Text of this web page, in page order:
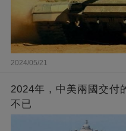
2024/05/21
2024年，中美兩國交付
不已